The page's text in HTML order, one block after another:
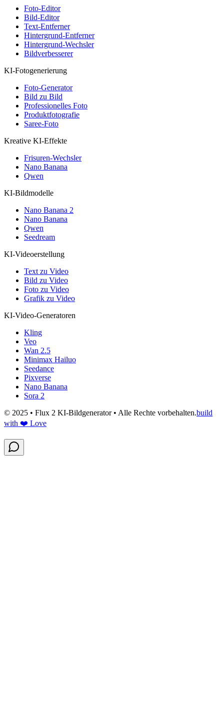
Foto-Editor
Bild-Editor
Text-Entferner
Hintergrund-Entferner
Hintergrund-Wechsler
Bildverbesserer
KI-Fotogenerierung
Foto-Generator
Bild zu Bild
Professionelles Foto
Produktfotografie
Saree-Foto
Kreative KI-Effekte
Frisuren-Wechsler
Nano Banana
Qwen
KI-Bildmodelle
Nano Banana 2
Nano Banana
Qwen
Seedream
KI-Videoerstellung
Text zu Video
Bild zu Video
Foto zu Video
Grafik zu Video
KI-Video-Generatoren
Kling
Veo
Wan 2.5
Minimax Hailuo
Seedance
Pixverse
Nano Banana
Sora 2
© 2025 • Flux 2 KI-Bildgenerator • Alle Rechte vorbehalten.build
with ❤️ Love